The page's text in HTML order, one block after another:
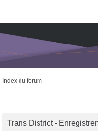
Index du forum
Trans District -